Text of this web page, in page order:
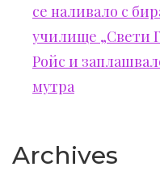
се наливало с
училище „Свети
Ройс и
мутра
Archives